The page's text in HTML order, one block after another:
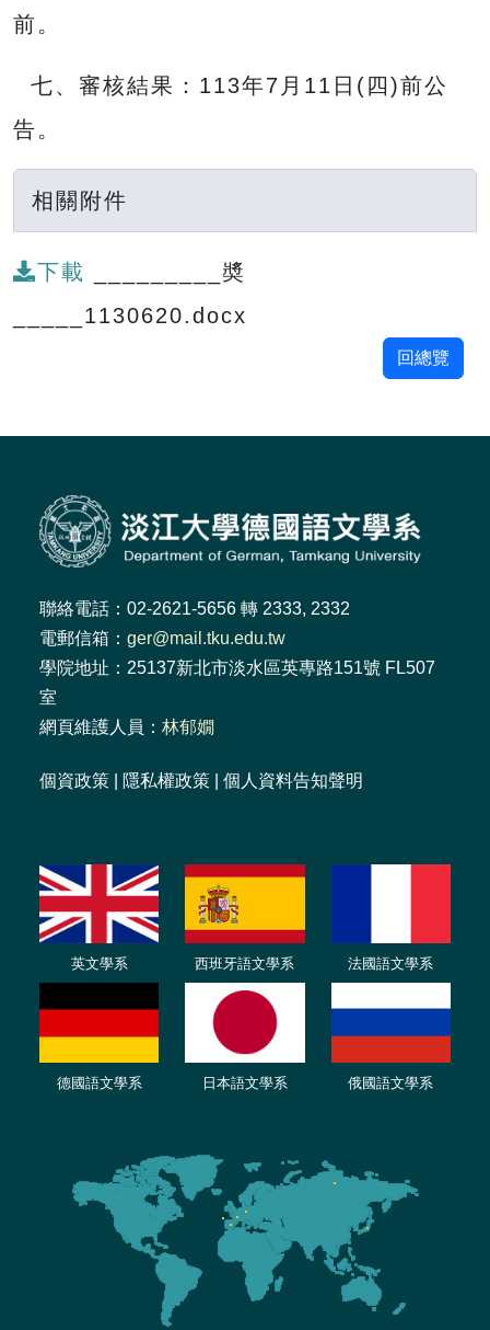
前。
七、審核結果：113年7月11日(四)前公
告。
相關附件
下載
_________奬
_____1130620.docx
回總覽
聯絡電話：02-2621-5656 轉 2333, 2332
電郵信箱： ger@mail.tku.edu.tw
學院地址：25137新北市淡水區英專路151號 FL507
室
網頁維護人員： 林郁嫺
個資政策 隱私權政策 個人資料告知聲明
英文學系 西班牙語文學系 法國語文學系
德國語文學系 日本語文學系 俄國語文學系